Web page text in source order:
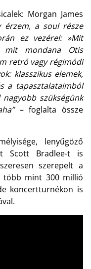
Morgan James
érzem, a soul része
ez vezérel: »Mit
mit mondana Otis
retró vagy régimódi
klasszikus elemek,
a tapasztalataimból
szükségünk
– foglalta össze
lenyűgöző
Scott Bradlee-t is
szerepelt a
több mint 300 millió
koncertturnékon is